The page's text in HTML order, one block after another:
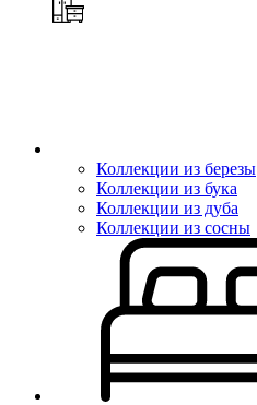
Коллекции из березы
Коллекции из бука
Коллекции из дуба
Коллекции из сосны